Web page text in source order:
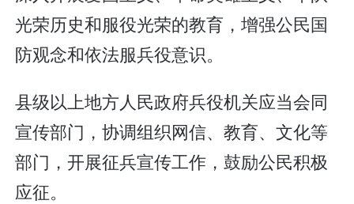
光荣历史和服役光荣的教育，增强公民国
防观念和依法服兵役意识。
县级以上地方人民政府兵役机关应当会同
宣传部门，协调组织网信、教育、文化等
部门，开展征兵宣传工作，鼓励公民积极
应征。